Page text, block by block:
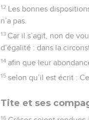
12 Les bonnes
n’a pas.
13 Car il s’agit, non de
d’égalité : dans la
14 afin que leur
15 selon qu’il est écrit :
Tite et ses
16